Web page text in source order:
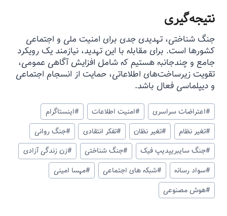
نتیجه‌گیری
جنگ شناختی، تهدیدی جدی برای امنیت ملی و اجتماعی
کشورها است. برای مقابله با این تهدید، نیازمند یک رویکرد
جامع و چندجانبه هستیم که شامل افزایش آگاهی عمومی،
تقویت زیرساخت‌های اطلاعاتی، حمایت از انسجام اجتماعی
و دیپلماسی فعال باشد.
#اعتراضات سراسری #امنیت اطلاعات #اینستاگرام
#تغیر نظام #تغیر نظان #تفکر انتقادی #جنگ روانی
#جنگ سایبریپدیپ فیک #جنگ شناختی #زن زندگی آزادی
#سواد رسانه #شبکه های اجتماعی #مهسا امینی
#هوش مصنوعی